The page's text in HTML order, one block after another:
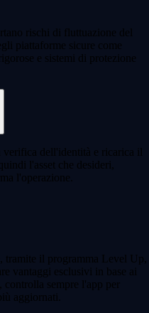
rischi di fluttuazione del
piattaforme sicure come
e sistemi di protezione
dell'identità e ricarica il
l'asset che desideri,
l'operazione.
il programma Level Up,
vantaggi esclusivi in base ai
sempre l'app per
aggiornati.